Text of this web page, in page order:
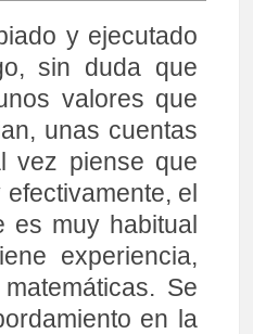
de columnas y filas del d
, INPUT
;
, LOW) ;
");
DC" );
Corriente: " );
);
) ;
y ejecutado
sin duda que
valores que
unas cuentas
vez piense que
el
es muy habitual
experiencia,
Se
en la